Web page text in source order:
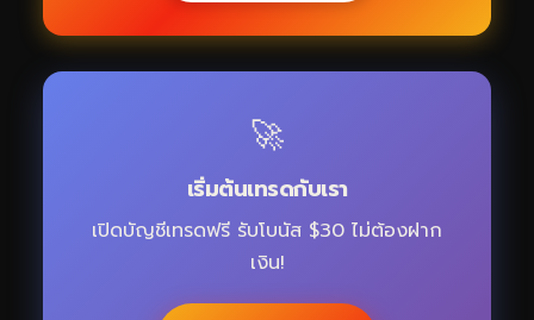
🚀
เริ่มต้นเทรดกับเรา
เปิดบัญชีเทรดฟรี รับโบนัส $30 ไม่ต้องฝาก
เงิน!